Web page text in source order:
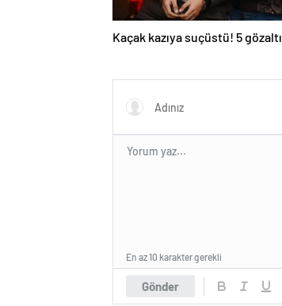
Kaçak kazıya suçüstü! 5 gözaltı
Gönder
En az 10 karakter gerekli